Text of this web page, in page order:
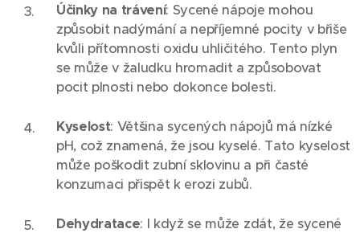
Účinky na trávení: Sycené nápoje mohou
způsobit nadýmání a nepříjemné pocity v břiše
kvůli přítomnosti oxidu uhličitého. Tento plyn
se může v žaludku hromadit a způsobovat
pocit plnosti nebo dokonce bolesti.
Kyselost: Většina sycených nápojů má nízké
pH, což znamená, že jsou kyselé. Tato kyselost
může poškodit zubní sklovinu a při časté
konzumaci přispět k erozi zubů.
Dehydratace: I když se může zdát, že sycené